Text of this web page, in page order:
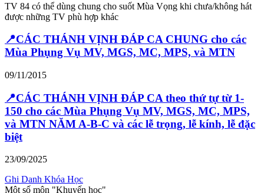
TV 84 có thể dùng chung cho suốt Mùa Vọng khi chưa/không hát
được những TV phù hợp khác
📍CÁC THÁNH VỊNH ĐÁP CA CHUNG cho các
Mùa Phụng Vụ MV, MGS, MC, MPS, và MTN
09/11/2015
📍CÁC THÁNH VỊNH ĐÁP CA theo thứ tự từ 1-
150 cho các Mùa Phụng Vụ MV, MGS, MC, MPS,
và MTN NĂM A-B-C và các lễ trọng, lễ kính, lễ đặc
biệt
23/09/2025
Ghi Danh Khóa Học
Một số môn "Khuyến học"